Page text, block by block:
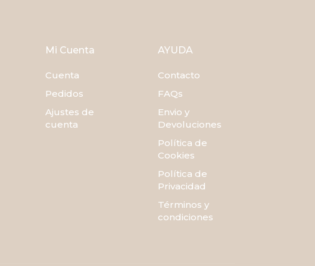
Mi Cuenta
Cuenta
Pedidos
Ajustes de
cuenta
AYUDA
Contacto
FAQs
Envio y
Devoluciones
Política de
Cookies
Política de
Privacidad
Términos y
condiciones